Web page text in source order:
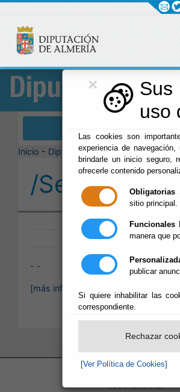
×
uso
Las cookies son
experiencia de
brindarle un inicio seguro,
ofrecerle contenido
Obligatorias
sitio principal.
Funcionales
manera que
publicar
Si quiere inhabilitar las
correspondiente.
Rechazar
[Ver Política de Cookies]
Diputación
Inicio - Diputación -
/Servicios/
- -
[más información]
Red Provincial